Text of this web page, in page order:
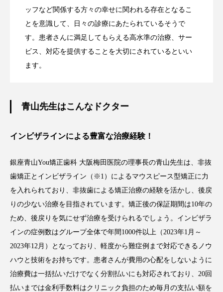
ッフなど関係する方々の幸せに関われる存在となるこ
とを意識して、日々の診療にあたられているそうで
す。患者さんに満足してもらえる高水準の治療、サー
ビス、対応を提供することを大切にされているといい
ます。
青山先生はこんなドクター
インビザラインによる豊富な治療経験！
銀座青山You矯正歯科 大阪梅田医院の理事長の青山先生は、非抜
歯矯正とインビザライン（※1）によるマウスピース型矯正に力
を入れられており、非抜歯による矯正治療の経験を活かし、後戻
りの少ない治療を目指されています。矯正後の保証期間は10年の
ため、後戻りを気にせず治療を受けられるでしょう。インビザラ
インの症例数はグループ全体で年間1000件以上（2023年1月～
2023年12月）となっており、軽度から難症例まで対応できるノウ
ハウと技術をお持ちです。患者さんが費用の心配をしないように
治療費は一括払いだけでなく分割払いにも対応されており、20回
払いまでは金利手数料はクリニック負担のため毎月の支払い額を